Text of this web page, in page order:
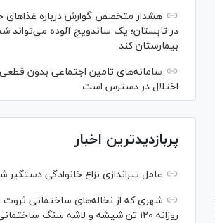
هشدار متخصص گوارش درباره غذا‌های
در تابستان؛ یک ساندویچ آلوده می‌تواند
بیمارستان کند
سامانه‌های تامین اجتماعی بدون
اختلال در دسترس است
پربازدیدترین اخبار
عامل تیراندازی نزاع خانوادگی دستگیر
شهری که از نخاله‌های ساختمانی ثروت
روزانه ۱۲۰ تن شیشه و لاشه سنگ